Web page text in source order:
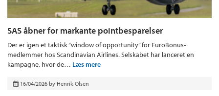
SAS åbner for markante pointbesparelser
Der er igen et taktisk “window of opportunity” for EuroBonus-
medlemmer hos Scandinavian Airlines. Selskabet har lanceret en
kampagne, hvor de… Læs mere
16/04/2026 by Henrik Olsen